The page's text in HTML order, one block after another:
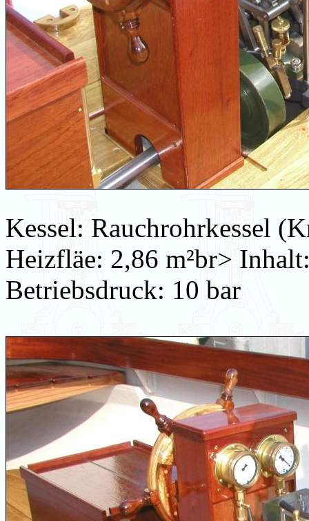
Kessel: Rauchrohrkessel
Heizfläe: 2,86 m²br>
Betriebsdruck: 10 bar